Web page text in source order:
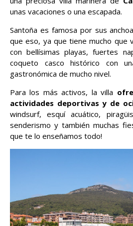
unas vacaciones o una escapada.
Santoña es famosa por sus
que eso, ya que tiene mucho que
con bellísimas playas, fuertes
coqueto casco histórico con
gastronómica de mucho nivel.
Para los más activos, la villa
actividades deportivas y de
windsurf, esquí acuático,
senderismo y también muchas
que te lo enseñamos todo!